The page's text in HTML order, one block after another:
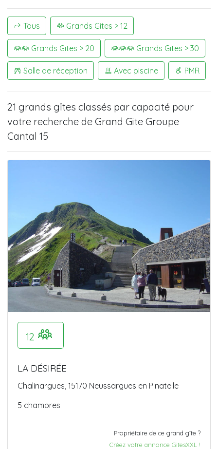
Tous Grands Gites > 12
Grands Gites > 20 Grands Gites > 30
Salle de réception Avec piscine PMR
21 grands gîtes classés par capacité pour
votre recherche de Grand Gite Groupe
Cantal 15
12
LA DÉSIRÉE
Chalinargues, 15170 Neussargues en Pinatelle
5 chambres
Propriétaire de ce grand gîte ?
Créez votre annonce GitesXXL !